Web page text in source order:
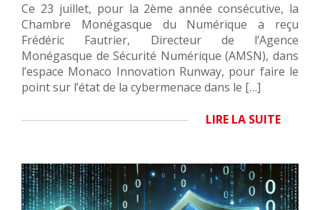
Ce 23 juillet, pour la 2ème année consécutive, la
Chambre Monégasque du Numérique a reçu
Frédéric Fautrier, Directeur de l’Agence
Monégasque de Sécurité Numérique (AMSN), dans
l’espace Monaco Innovation Runway, pour faire le
point sur l’état de la cybermenace dans le […]
LIRE LA SUITE